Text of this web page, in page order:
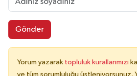
Gönder
Yorum yazarak topluluk kurallarımızı
ve tüm sorumluluğu üstleniyorsunuz.